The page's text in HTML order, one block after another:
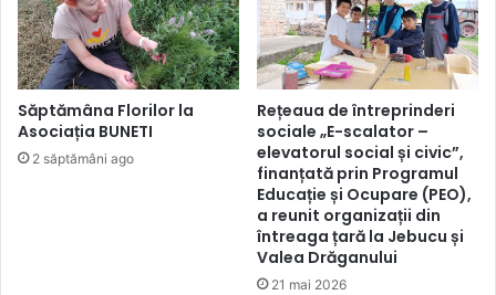
Săptămâna Florilor la
Asociația BUNETI
2 săptămâni ago
Rețeaua de întreprinderi
sociale „E-scalator –
elevatorul social și civic”,
finanțată prin Programul
Educație și Ocupare (PEO),
a reunit organizații din
întreaga țară la Jebucu și
Valea Drăganului
21 mai 2026